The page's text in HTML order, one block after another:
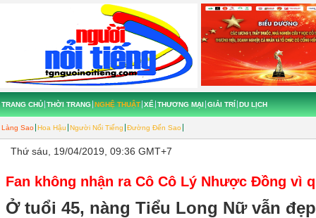
TRANG CHỦ THỜI TRANG NGHỆ THUẬT
Làng Sao Hoa Hậu Người Nổi Tiếng Đường Đến Sao
XẾ THƯƠNG MẠI GIẢI TRÍ DU LỊCH
Thứ sáu, 19/04/2019, 09:36 GMT+7
Fan không nhận ra Cô Cô Lý Nhược Đồng vì
Ở tuổi 45, nàng Tiểu Long Nữ vẫn